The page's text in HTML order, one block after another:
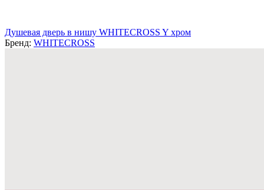
Душевая дверь в нишу WHITECROSS Y хром
Бренд: WHITECROSS